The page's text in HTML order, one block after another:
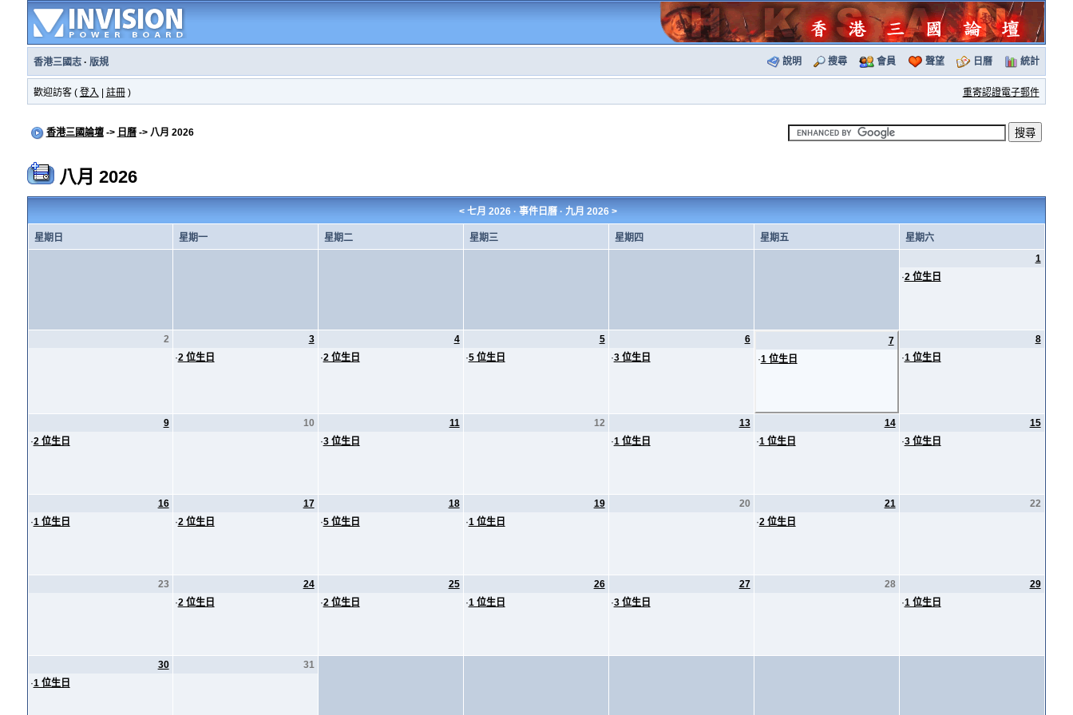
香港三國志· 版規 說明 搜尋 會員 聲望 日曆 統計
歡迎訪客 ( 登入 註冊) 重寄認證電子郵件
香港三國論壇-> 日曆-> 八月 2026
八月 2026
<七月 2026 · 事件日曆 ·九月 2026 >
星期日 星期一 星期二 星期三 星期四 星期五
星期六
1
·2 位生日
2
3
·2 位生日
4
·2 位生日
5
·5 位生日
6
·3 位生日
7
·1 位生日
8
·1 位生日
9
·2 位生日
10
11
·3 位生日
12
13
·1 位生日
14
·1 位生日
15
·3 位生日
16
·1 位生日
17
·2 位生日
18
·5 位生日
19
·1 位生日
20
21
·2 位生日
22
23
24
·2 位生日
25
·2 位生日
26
·1 位生日
27
·3 位生日
28
29
·1 位生日
30
·1 位生日
31